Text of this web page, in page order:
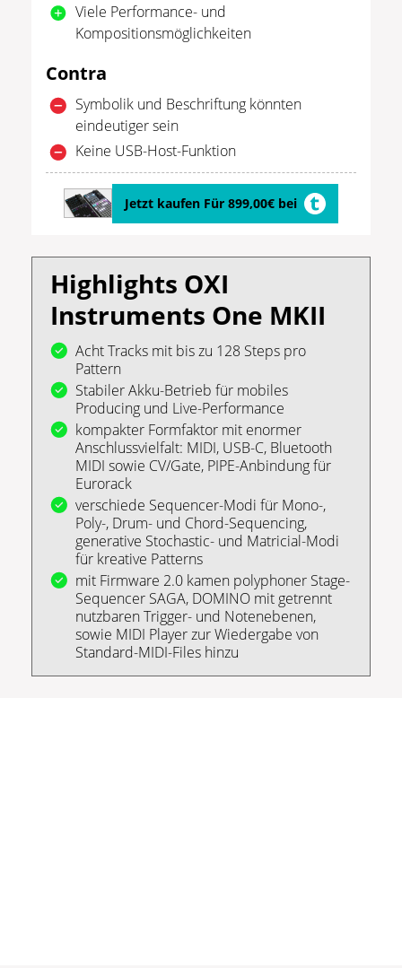
Viele Performance- und
Kompositionsmöglichkeiten
Contra
Symbolik und Beschriftung könnten
eindeutiger sein
Keine USB-Host-Funktion
Jetzt kaufen Für 899,00€ bei
Highlights OXI
Instruments One MKII
Acht Tracks mit bis zu 128 Steps pro
Pattern
Stabiler Akku-Betrieb für mobiles
Producing und Live-Performance
kompakter Formfaktor mit enormer
Anschlussvielfalt: MIDI, USB-C, Bluetooth
MIDI sowie CV/Gate, PIPE-Anbindung für
Eurorack
verschiede Sequencer-Modi für Mono-,
Poly-, Drum- und Chord-Sequencing,
generative Stochastic- und Matricial-Modi
für kreative Patterns
mit Firmware 2.0 kamen polyphoner Stage-
Sequencer SAGA, DOMINO mit getrennt
nutzbaren Trigger- und Notenebenen,
sowie MIDI Player zur Wiedergabe von
Standard-MIDI-Files hinzu